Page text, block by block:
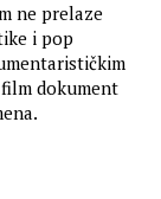
ne prelaze
i pop
dokument